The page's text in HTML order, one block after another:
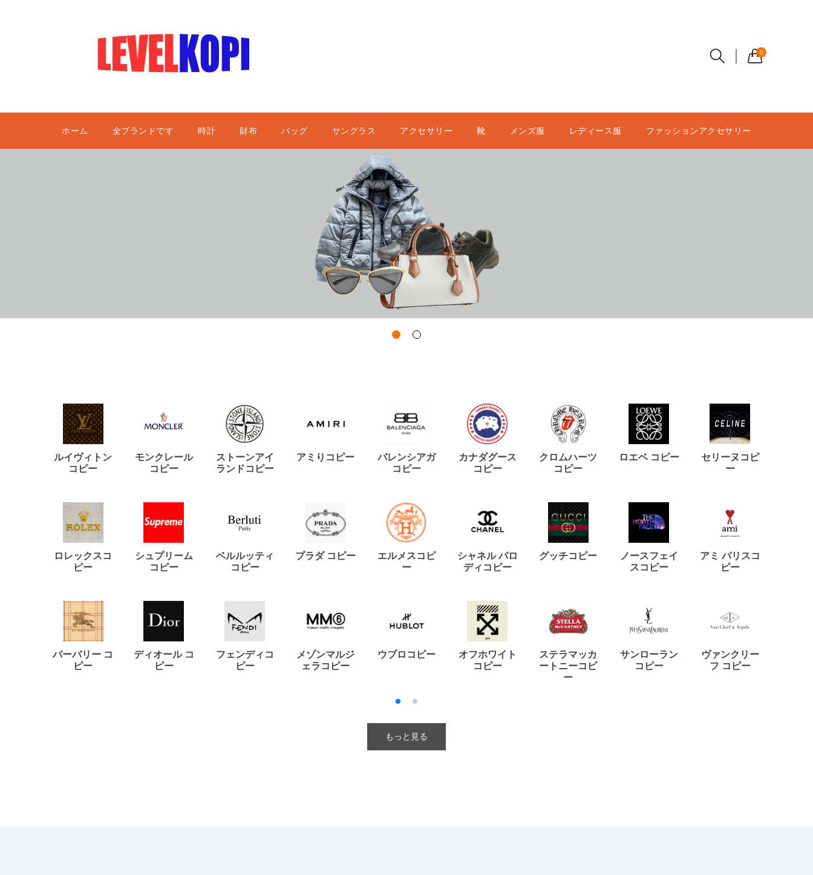
0
ホーム 全ブランドです 時計 財布 バッグ サングラス アクセサリー 靴 メンズ服 レディース服 ファッションアクセサリー
ルイヴィトン
コピー
モンクレール
コピー
ストーンアイ
ランドコピー
アミりコピー
バレンシアガ
コピー
カナダグース
コピー
クロムハーツ
コピー
ロエベ コピー
セリーヌコピ
ー
ロレックスコ
ピー
シュプリーム
コピー
ベルルッティ
コピー
プラダ コピー
エルメスコピ
ー
シャネル パロ
ディコピー
グッチコピー
ノースフェイ
スコピー
アミ パリスコ
ピー
バーバリー コ
ピー
ディオール コ
ピー
フェンディコ
ピー
メゾンマルジ
ェラコピー
ウブロコピー
オフホワイト
コピー
ステラマッカ
ートニーコピ
ー
サンローラン
コピー
ヴァンクリー
フ コピー
もっと見る